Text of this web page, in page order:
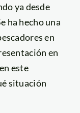
ya desde
ha hecho una
en
en
este
situación